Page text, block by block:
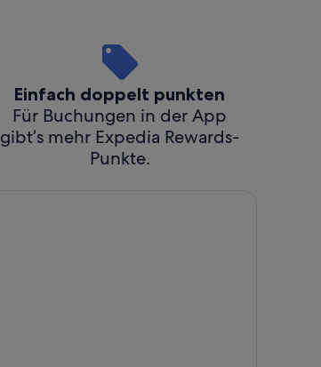
Einfach doppelt punkten
Für Buchungen in der App
gibt’s mehr Expedia Rewards-
Punkte.